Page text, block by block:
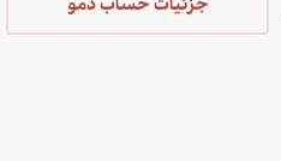
جزئیات حساب دمو